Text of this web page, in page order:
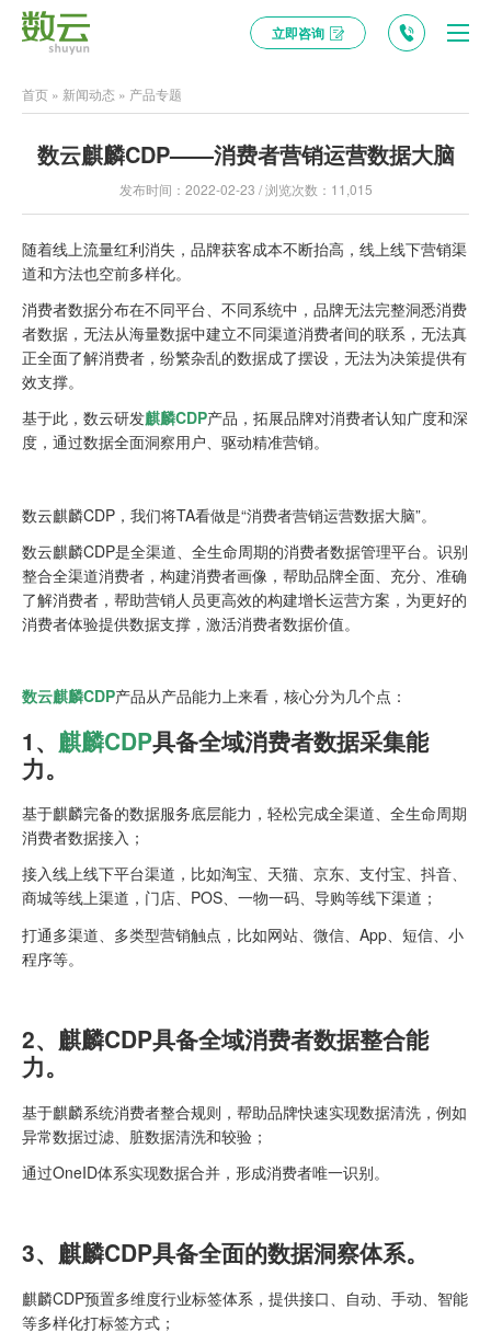
立即咨询
首页 » 新闻动态 » 产品专题
数云麒麟CDP——消费者营销运营数据大脑
发布时间：2022-02-23 / 浏览次数：11,015
随着线上流量红利消失，品牌获客成本不断抬高，线上线下营销渠
道和方法也空前多样化。
消费者数据分布在不同平台、不同系统中，品牌无法完整洞悉消费
者数据，无法从海量数据中建立不同渠道消费者间的联系，无法真
正全面了解消费者，纷繁杂乱的数据成了摆设，无法为决策提供有
效支撑。
基于此，数云研发麒麟CDP产品，拓展品牌对消费者认知广度和深
度，通过数据全面洞察用户、驱动精准营销。
数云麒麟CDP，我们将TA看做是“消费者营销运营数据大脑”。
数云麒麟CDP是全渠道、全生命周期的消费者数据管理平台。识别
整合全渠道消费者，构建消费者画像，帮助品牌全面、充分、准确
了解消费者，帮助营销人员更高效的构建增长运营方案，为更好的
消费者体验提供数据支撑，激活消费者数据价值。
数云麒麟CDP产品从产品能力上来看，核心分为几个点：
1、 麒麟CDP具备全域消费者数据采集能
力。
基于麒麟完备的数据服务底层能力，轻松完成全渠道、全生命周期
消费者数据接入；
接入线上线下平台渠道，比如淘宝、天猫、京东、支付宝、抖音、
商城等线上渠道，门店、POS、一物一码、导购等线下渠道；
打通多渠道、多类型营销触点，比如网站、微信、App、短信、小
程序等。
2、麒麟CDP具备全域消费者数据整合能
力。
基于麒麟系统消费者整合规则，帮助品牌快速实现数据清洗，例如
异常数据过滤、脏数据清洗和较验；
通过OneID体系实现数据合并，形成消费者唯一识别。
3、麒麟CDP具备全面的数据洞察体系。
麒麟CDP预置多维度行业标签体系，提供接口、自动、手动、智能
等多样化打标签方式；